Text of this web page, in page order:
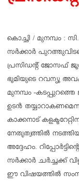
കൊച്ചി / മുനമ്പം :
സർക്കാർ
പ്രസിഡൻ്റ് ജോസഫ്
ഭൂമിയുടെ റവന്യൂ
മുനമ്പം -കടപ്പുറത്തെ
ഉടൻ
കാക്കനാട്
നേതൃത്വത്തിൽ
അദ്ദേഹം.
സർക്കാർ ചർച്ചക്ക്
ഈ വിഷയത്തിൽ